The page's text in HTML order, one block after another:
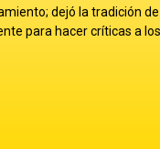
dejó la tradición
para hacer críticas a